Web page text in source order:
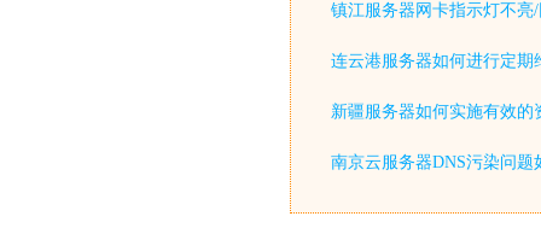
镇江服务器网卡指示灯不亮
连云港服务器如何进行定期
新疆服务器如何实施有效的
南京云服务器DNS污染问题